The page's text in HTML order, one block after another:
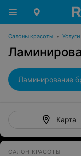
Салоны красоты •
Ламинирование
Карта
САЛОН КРАСОТЫ